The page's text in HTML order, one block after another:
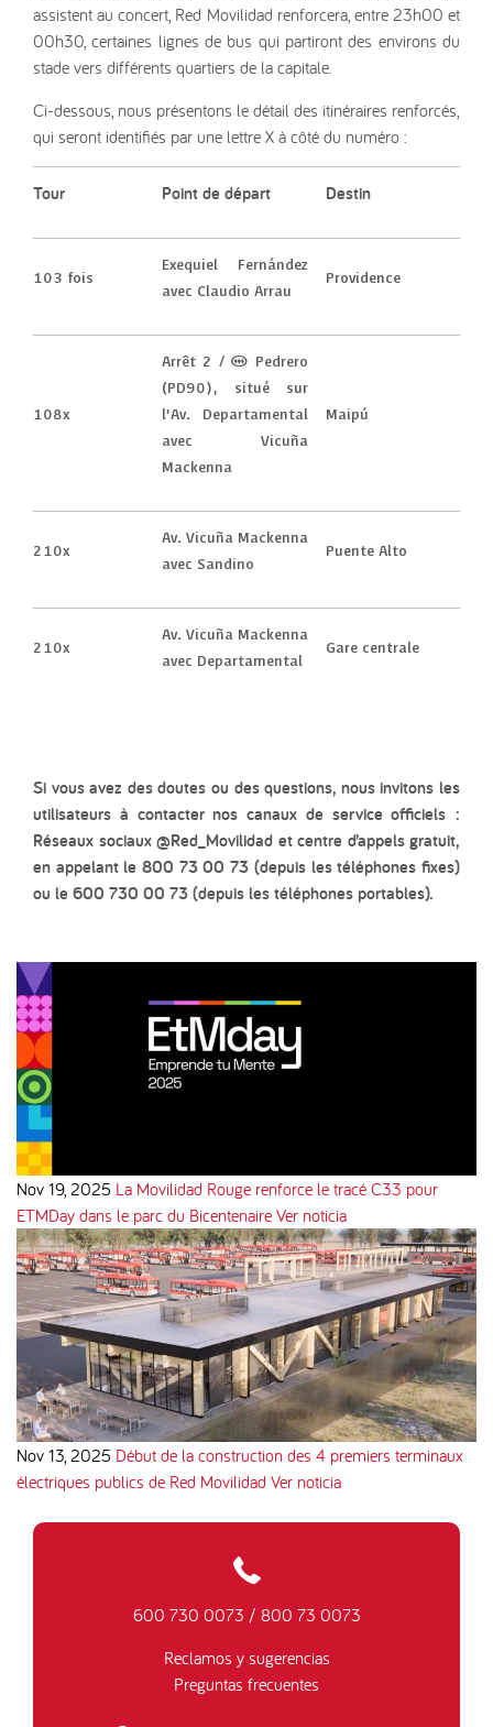
assistent au concert, Red Movilidad renforcera, entre 23h00 et
00h30, certaines lignes de bus qui partiront des environs du
stade vers différents quartiers de la capitale.
Ci-dessous, nous présentons le détail des itinéraires renforcés,
qui seront identifiés par une lettre X à côté du numéro :
Tour Point de départ Destin
103 fois
Exequiel Fernández
avec Claudio Arrau
Providence
108x
Arrêt 2 / (M) Pedrero
(PD90), situé sur
l’Av. Departamental
avec Vicuña
Mackenna
Maipú
210x
Av. Vicuña Mackenna
avec Sandino
Puente Alto
210x
Av. Vicuña Mackenna
avec Departamental
Gare centrale
Si vous avez des doutes ou des questions, nous invitons les
utilisateurs à contacter nos canaux de service officiels :
Réseaux sociaux @Red_Movilidad et centre d’appels gratuit,
en appelant le 800 73 00 73 (depuis les téléphones fixes)
ou le 600 730 00 73 (depuis les téléphones portables).
Nov 19, 2025 La Movilidad Rouge renforce le tracé C33 pour
ETMDay dans le parc du Bicentenaire Ver noticia
Nov 13, 2025 Début de la construction des 4 premiers terminaux
électriques publics de Red Movilidad Ver noticia
600 730 0073 / 800 73 0073
Reclamos y sugerencias
Preguntas frecuentes